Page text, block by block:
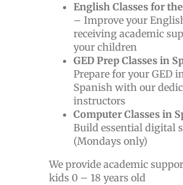
English Classes for
– Improve your
receiving academic
your children
GED Prep Classes in
Prepare for your GED
Spanish with our
instructors
Computer Classes in
Build essential digital
(Mondays only)
We provide academic
kids 0 – 18 years old